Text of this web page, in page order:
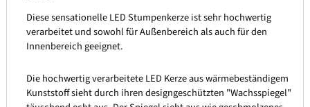
Diese sensationelle LED Stumpenkerze ist sehr hochwertig
verarbeitet und sowohl für Außenbereich als auch für den
Innenbereich geeignet.
Die hochwertig verarbeitete LED Kerze aus wärmebeständigem
Kunststoff sieht durch ihren designgeschützten "Wachsspiegel"